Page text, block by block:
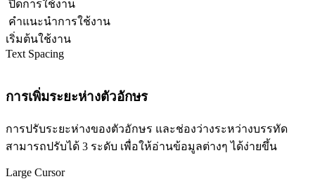
ปิดการใช้งาน
คำแนะนำการใช้งาน
เริ่มต้นใช้งาน
Text Spacing
การเพิ่มระยะห่างตัวอักษร
การปรับระยะห่างของตัวอักษร และช่องว่างระหว่างบรรทัด
สามารถปรับได้ 3 ระดับ เพื่อให้อ่านข้อมูลต่างๆ ได้ง่ายขึ้น
Large Cursor